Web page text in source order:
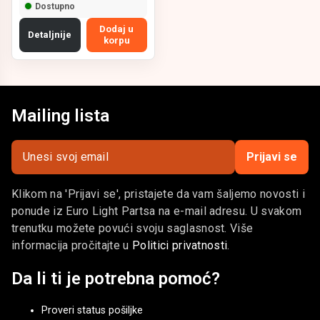
kamione, putnička vozila i autoprikolice
prema visokim standardima osvetljenja i izdržljivosti.
Naša svetla obezbeđuju
registarske tablice, u skladu sa zakonskim propisima i
Dostupna suLED i klasična svetla, u više dimenzija,
oblika i sistema montaže, pogodna za kamione, kombije,
prikolice, kampere i lake teretne platforme.
Izrađena su od materijala otpornog na vlagu, prljavštinu i
vibracije, što obezbeđuje dugotrajnu i pouzdanu upotrebu.
ELP – pouzdana svetla tablice za sva komercijalna
vozila.
Dostupno
Detaljnije
Dodaj u
korpu
Mailing lista
Prijavi se
Klikom na 'Prijavi se', pristajete da vam šaljemo novosti i
ponude iz Euro Light Partsa na e-mail adresu. U svakom
trenutku možete povući svoju saglasnost. Više
informacija pročitajte u Politici privatnosti.
Da li ti je potrebna pomoć?
Proveri status pošiljke